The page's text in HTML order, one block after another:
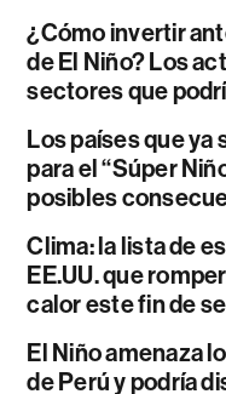
¿Cómo invertir
de El Niño? Los
sectores que
Los países que ya
para el “Súper
posibles
Clima: la lista de
EE.UU. que
calor este fin de
El Niño amenaza
de Perú y podría